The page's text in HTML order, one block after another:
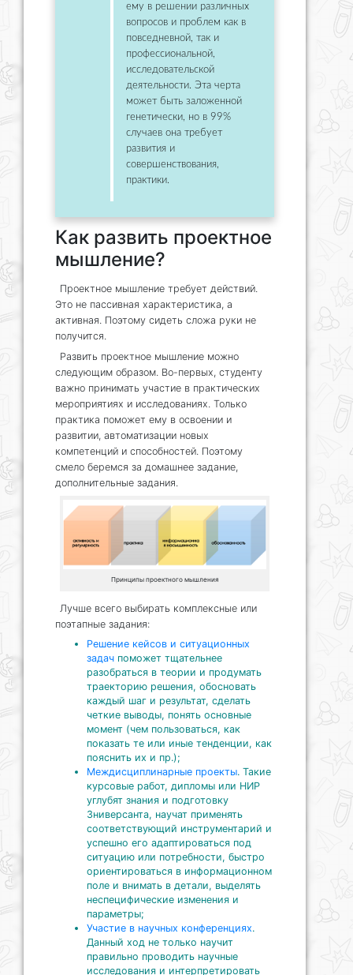
ему в решении различных
вопросов и проблем как в
повседневной, так и
профессиональной,
исследовательской
деятельности. Эта черта
может быть заложенной
генетически, но в 99%
случаев она требует
развития и
совершенствования,
практики.
Как развить проектное
мышление?
Проектное мышление требует действий.
Это не пассивная характеристика, а
активная. Поэтому сидеть сложа руки не
получится.
Развить проектное мышление можно
следующим образом. Во-первых, студенту
важно принимать участие в практических
мероприятиях и исследованиях. Только
практика поможет ему в освоении и
развитии, автоматизации новых
компетенций и способностей. Поэтому
смело беремся за домашнее задание,
дополнительные задания.
Принципы проектного мышления
Лучше всего выбирать комплексные или
поэтапные задания:
Решение кейсов и ситуационных
задач поможет тщательнее
разобраться в теории и продумать
траекторию решения, обосновать
каждый шаг и результат, сделать
четкие выводы, понять основные
момент (чем пользоваться, как
показать те или иные тенденции, как
пояснить их и пр.);
Междисциплинарные проекты. Такие
курсовые работ, дипломы или НИР
углубят знания и подготовку
3ниверсанта, научат применять
соответствующий инструментарий и
успешно его адаптироваться под
ситуацию или потребности, быстро
ориентироваться в информационном
поле и внимать в детали, выделять
неспецифические изменения и
параметры;
Участие в научных конференциях.
Данный ход не только научит
правильно проводить научные
исследования и интерпретировать